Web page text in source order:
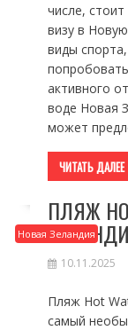
числе,
визу в
виды
активного
воде Новая
может
ЧИТАТЬ ДАЛЕЕ
Новая Зеландия
ПЛЯЖ
10.11.2025
Пляж Hot
самый